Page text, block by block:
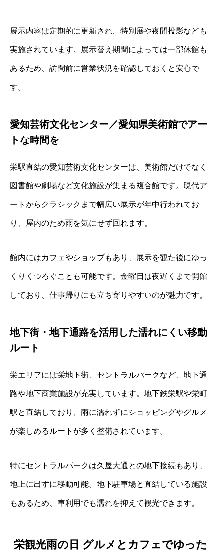
展示内容は定期的に更新され、特別展や夜間投影なども
実施されています。展示替え期間によっては一部休館も
あるため、訪問前に営業状況を確認しておくと安心で
す。
愛知芸術文化センター／愛知県美術館でアー
トな時間を
栄駅直結の愛知芸術文化センターは、美術館だけでなく
図書館や劇場など文化施設が集まる複合館です。現代ア
ートからクラシックまで幅広い展示が年中行われてお
り、屋内のため雨を気にせず回れます。
館内にはカフェやショップもあり、展示を観た後にゆっ
くりくつろぐことも可能です。金曜日は夜遅くまで開館
しており、仕事帰りにも立ち寄りやすいのが魅力です。
地下街・地下通路を活用した濡れにくい移動
ルート
栄エリアには栄地下街、セントラルパークなど、地下通
路や地下商業施設が充実しています。地下鉄栄駅や栄町
駅と直結しており、雨に濡れずにショッピングやグルメ
が楽しめるルートが多く整備されています。
特にセントラルパークは久屋大通との地下接続もあり、
地上に出ずに移動可能。地下駐車場と直結している施設
もあるため、車利用でも濡れを抑えて観光できます。
栄観光雨の日 グルメとカフェでゆった